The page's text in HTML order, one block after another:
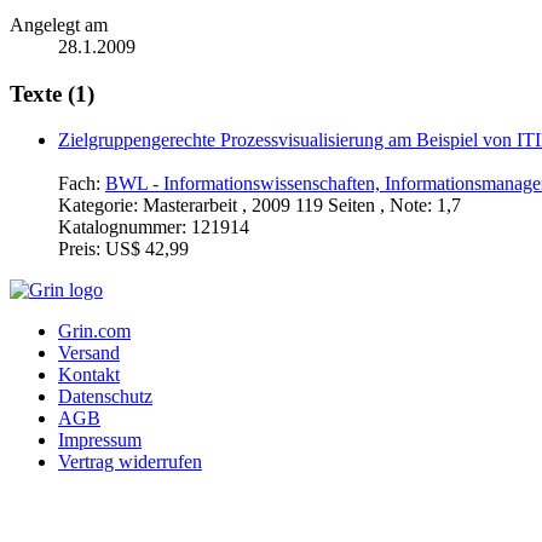
Angelegt am
28.1.2009
Texte (1)
Zielgruppengerechte Prozessvisualisierung am Beispiel von
Fach: BWL - Informationswissenschaften,
Kategorie: Masterarbeit , 2009 119 Seiten , Note: 1,7
Katalognummer: 121914
Preis: US$ 42,99
Grin.com
Versand
Kontakt
Datenschutz
AGB
Impressum
Vertrag widerrufen